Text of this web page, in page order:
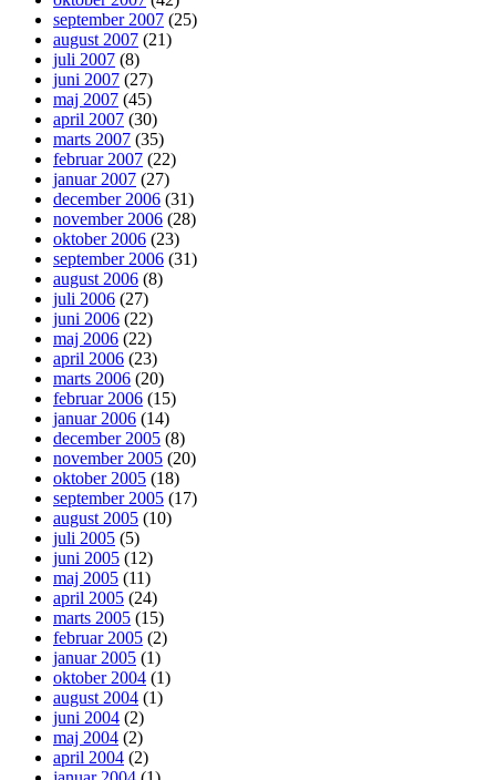
september 2007 (25)
august 2007 (21)
juli 2007 (8)
juni 2007 (27)
maj 2007 (45)
april 2007 (30)
marts 2007 (35)
februar 2007 (22)
januar 2007 (27)
december 2006 (31)
november 2006 (28)
oktober 2006 (23)
september 2006 (31)
august 2006 (8)
juli 2006 (27)
juni 2006 (22)
maj 2006 (22)
april 2006 (23)
marts 2006 (20)
februar 2006 (15)
januar 2006 (14)
december 2005 (8)
november 2005 (20)
oktober 2005 (18)
september 2005 (17)
august 2005 (10)
juli 2005 (5)
juni 2005 (12)
maj 2005 (11)
april 2005 (24)
marts 2005 (15)
februar 2005 (2)
januar 2005 (1)
oktober 2004 (1)
august 2004 (1)
juni 2004 (2)
maj 2004 (2)
april 2004 (2)